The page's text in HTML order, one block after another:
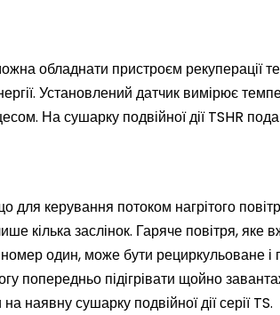
обладнати пристроєм рекуперації
Установлений датчик вимірює
На сушарку подвійної дії TSHR
для керування потоком нагрітого
кілька заслінок. Гаряче повітря, яке
один, може бути рециркульоване і
попередньо підігрівати щойно
сушарку подвійної дії серії TS.